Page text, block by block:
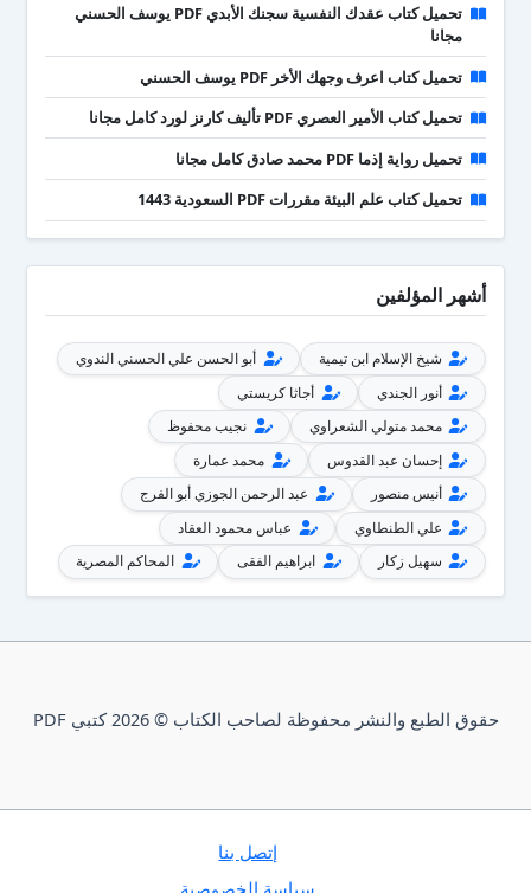
تحميل كتاب عقدك النفسية سجنك الأبدي PDF يوسف الحسني
مجانا
تحميل كتاب اعرف وجهك الأخر PDF يوسف الحسني
تحميل كتاب الأمير العصري PDF تأليف كارنز لورد كامل مجانا
تحميل رواية إذما PDF محمد صادق كامل مجانا
تحميل كتاب علم البيئة مقررات PDF السعودية 1443
أشهر المؤلفين
شيخ الإسلام ابن تيمية
أبو الحسن علي الحسني الندوي
أنور الجندي
أجاثا كريستي
محمد متولي الشعراوي
نجيب محفوظ
إحسان عبد القدوس
محمد عمارة
أنيس منصور
عبد الرحمن الجوزي أبو الفرج
علي الطنطاوي
عباس محمود العقاد
سهيل زكار
ابراهيم الفقى المحاكم المصرية
حقوق الطبع والنشر محفوظة لصاحب الكتاب © 2026 كتبي PDF
إتصل بنا
سياسة الخصوصية